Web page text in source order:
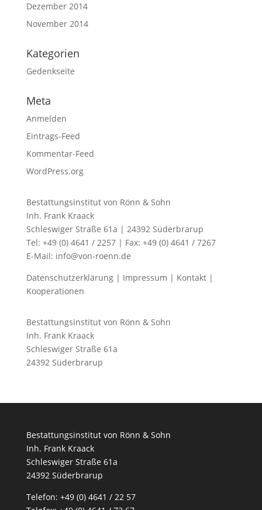
Dezember 2014
November 2014
Kategorien
Gedenkseite
Meta
Anmelden
Eintrags-Feed
Kommentar-Feed
WordPress.org
Bestattungsinstitut von Rönn & Sohn
Inh. Frank Kraack
Schleswiger Straße 61a | 24392 Süderbrarup
Tel: +49 (0) 4641 / 2257 | Fax: +49 (0) 4641 / 7267
E-Mail: info@von-roenn.de
Datenschutzerklärung| Impressum | Kontakt|
Kooperationen
Bestattungsinstitut von Rönn & Sohn
Inh. Frank Kraack
Schleswiger Straße 61a
24392 Süderbrarup
Bestattungsinstitut von Rönn & Sohn
Inh. Frank Kraack
Schleswiger Straße 61a
24392 Süderbrarup
Telefon: +49 (0) 4641 / 22 57